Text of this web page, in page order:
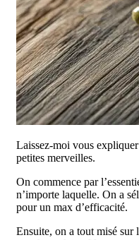
Laissez-moi vous
petites merveilles.
On commence par
n’importe laquelle. On a
pour un max d’efficacité.
Ensuite, on a tout misé sur